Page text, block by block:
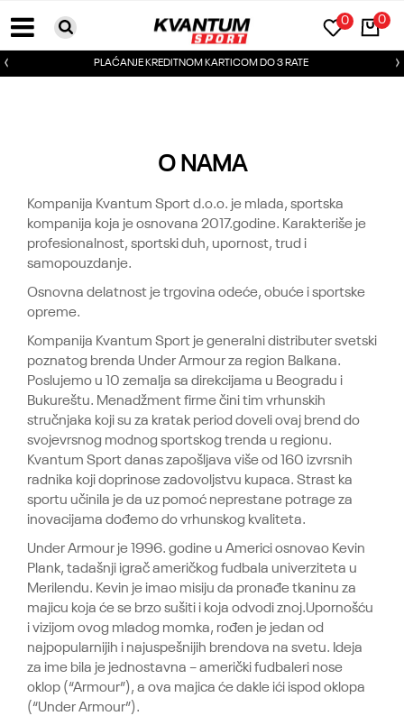
0
0
PLAĆANJE KREDITNOM KARTICOM DO 3 RATE
O NAMA
Kompanija Kvantum Sport d.o.o. je mlada, sportska
kompanija koja je osnovana 2017.godine. Karakteriše je
profesionalnost, sportski duh, upornost, trud i
samopouzdanje.
Osnovna delatnost je trgovina odeće, obuće i sportske
opreme.
Kompanija Kvantum Sport je generalni distributer svetski
poznatog brenda Under Armour za region Balkana.
Poslujemo u 10 zemalja sa direkcijama u Beogradu i
Bukureštu. Menadžment firme čini tim vrhunskih
stručnjaka koji su za kratak period doveli ovaj brend do
svojevrsnog modnog sportskog trenda u regionu.
Kvantum Sport danas zapošljava više od 160 izvrsnih
radnika koji doprinose zadovoljstvu kupaca. Strast ka
sportu učinila je da uz pomoć neprestane potrage za
inovacijama dođemo do vrhunskog kvaliteta.
Under Armour je 1996. godine u Americi osnovao Kevin
Plank, tadašnji igrač američkog fudbala univerziteta u
Merilendu. Kevin je imao misiju da pronađe tkaninu za
majicu koja će se brzo sušiti i koja odvodi znoj.Upornošću
i vizijom ovog mladog momka, rođen je jedan od
najpopularnijih i najuspešnijih brendova na svetu. Ideja
za ime bila je jednostavna – američki fudbaleri nose
oklop (“Armour”), a ova majica će dakle ići ispod oklopa
(“Under Armour”).